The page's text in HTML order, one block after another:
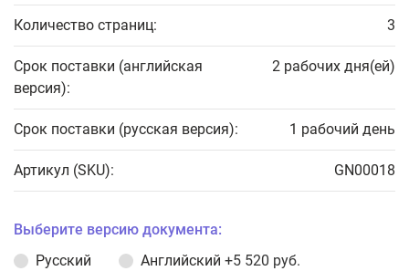
Количество страниц: 3
Срок поставки (английская
версия):
2 рабочих дня(ей)
Срок поставки (русская версия): 1 рабочий день
Артикул (SKU): GN00018
Выберите версию документа:
Русский
Английский +5 520 руб.